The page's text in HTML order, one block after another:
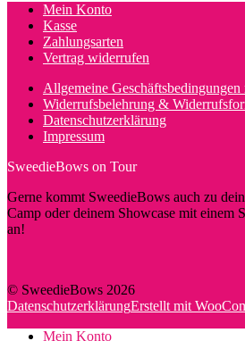
Mein Konto
Kasse
Zahlungsarten
Vertrag widerrufen
Allgemeine
Widerrufsbelehrung &
Datenschutzerklärung
Impressum
SweedieBows on Tour
Gerne kommt SweedieBows auch zu
Camp oder deinem Showcase mit einem
an!
© SweedieBows 2026
DatenschutzerklärungErstellt mit
Mein Konto